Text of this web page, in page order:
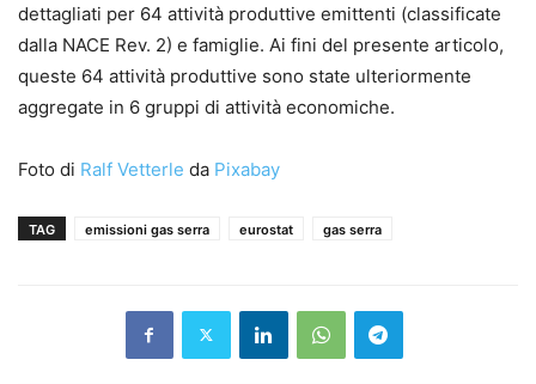
dettagliati per 64 attività produttive emittenti (classificate
dalla NACE Rev. 2) e famiglie. Ai fini del presente articolo,
queste 64 attività produttive sono state ulteriormente
aggregate in 6 gruppi di attività economiche.
Foto di Ralf Vetterle da Pixabay
TAG emissioni gas serra eurostat gas serra